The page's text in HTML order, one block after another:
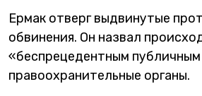
Ермак отверг выдвинутые
обвинения. Он назвал
«беспрецедентным
правоохранительные органы.